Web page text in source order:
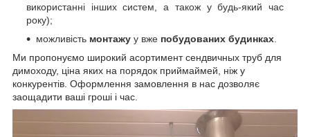
використанні інших систем, а також у будь-який час
року);
можливість монтажу у вже побудованих будинках
Ми пропонуємо широкий асортимент сендвичных труб для
димоходу, ціна яких на порядок приймаймей, ніж у
конкурентів. Оформлення замовлення в нас дозволяє
заощадити ваші гроші і час.